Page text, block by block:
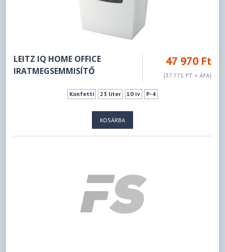
LEITZ IQ HOME OFFICE
IRATMEGSEMMISÍTŐ
47 970 Ft
(37 771 FT + ÁFA)
Konfetti 23 liter 10 ív P-4
KOSÁRBA